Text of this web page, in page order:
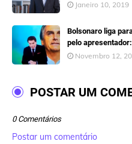
Janeiro 10, 2019
Bolsonaro liga
pelo
Novembro 12,
POSTAR UM
0 Comentários
Postar um comentário